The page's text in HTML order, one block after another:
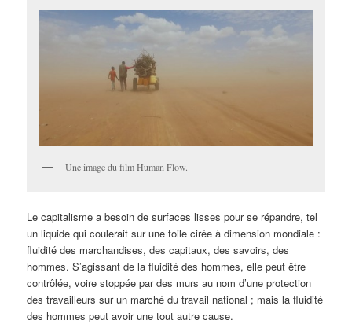
Une image du film Human Flow.
Le capitalisme a besoin de surfaces lisses pour se répandre, tel
un liquide qui coulerait sur une toile cirée à dimension mondiale :
fluidité des marchandises, des capitaux, des savoirs, des
hommes. S’agissant de la fluidité des hommes, elle peut être
contrôlée, voire stoppée par des murs au nom d’une protection
des travailleurs sur un marché du travail national ; mais la fluidité
des hommes peut avoir une tout autre cause.